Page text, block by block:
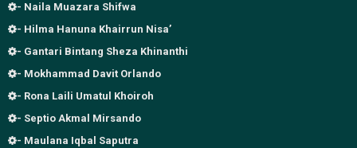
- Naila Muazara Shifwa
- Hilma Hanuna Khairrun Nisa’
- Gantari Bintang Sheza Khinanthi
- Mokhammad Davit Orlando
- Rona Laili Umatul Khoiroh
- Septio Akmal Mirsando
- Maulana Iqbal Saputra